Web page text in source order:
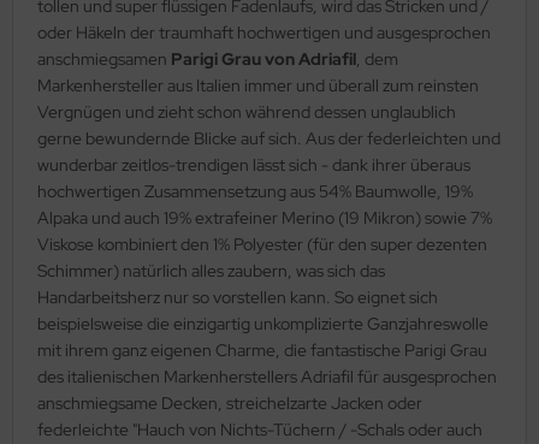
tollen und super flüssigen Fadenlaufs, wird das Stricken und /
oder Häkeln der traumhaft hochwertigen und ausgesprochen
anschmiegsamen Parigi Grau von Adriafil, dem
Markenhersteller aus Italien immer und überall zum reinsten
Vergnügen und zieht schon während dessen unglaublich
gerne bewundernde Blicke auf sich. Aus der federleichten und
wunderbar zeitlos-trendigen lässt sich - dank ihrer überaus
hochwertigen Zusammensetzung aus 54% Baumwolle, 19%
Alpaka und auch 19% extrafeiner Merino (19 Mikron) sowie 7%
Viskose kombiniert den 1% Polyester (für den super dezenten
Schimmer) natürlich alles zaubern, was sich das
Handarbeitsherz nur so vorstellen kann. So eignet sich
beispielsweise die einzigartig unkomplizierte Ganzjahreswolle
mit ihrem ganz eigenen Charme, die fantastische Parigi Grau
des italienischen Markenherstellers Adriafil für ausgesprochen
anschmiegsame Decken, streichelzarte Jacken oder
federleichte "Hauch von Nichts-Tüchern / -Schals oder auch